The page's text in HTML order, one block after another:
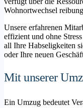
Wohnortwechsel
Unsere erfahrenen
effizient und ohne
all Ihre Habseligkeiten
oder Ihre neuen
Mit unserer
Ein Umzug bedeutet